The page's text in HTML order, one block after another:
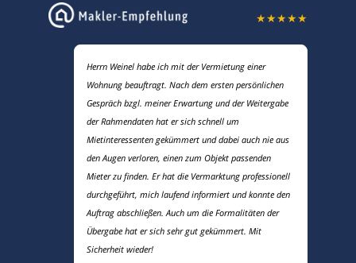
★
★
★
★
★
Herrn Weinel habe ich mit der Vermietung einer
Wohnung beauftragt. Nach dem ersten persönlichen
Gespräch bzgl. meiner Erwartung und der Weitergabe
der Rahmendaten hat er sich schnell um
Mietinteressenten gekümmert und dabei auch nie aus
den Augen verloren, einen zum Objekt passenden
Mieter zu finden. Er hat die Vermarktung professionell
durchgeführt, mich laufend informiert und konnte den
Auftrag abschließen. Auch um die Formalitäten der
Übergabe hat er sich sehr gut gekümmert. Mit
Sicherheit wieder!